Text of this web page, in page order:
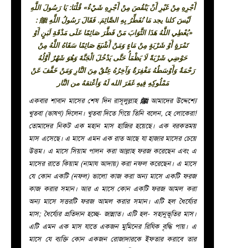
أَجْرِهِ مِنْ غَيْرِ أَنْ يَنْقُصَ مِنْ أَجْرِهِ شَيْءٌ» قُلْنَا: يَا رَسُولَ اللَّهِ
لَيْسَ كلنا يجد مَا نُفَطِّرُ بِهِ الصَّائِمَ. فَقَالَ رَسُولُ اللَّهِ ﷺ :
«يُعْطِي اللَّهُ هَذَا الثَّوَابَ مَنْ فَطَّرَ صَائِمًا عَلَى مَذْقَةِ لَبَنٍ أَوْ
تَمْرَةٍ أَوْ شَرْبَةٍ مِنْ مَاءٍ وَمَنْ أَشْبَعَ صَائِمًا سَقَاهُ اللَّهُ مِنْ
حَوْضِي شَرْبَةً لَا يَظْمَأُ حَتَّى يَدْخُلَ الْجَنَّةَ وَهُوَ شَهْرٌ أَوَّلُهُ
رَحْمَةٌ وَأَوْسَطُهُ مَغْفِرَةٌ وَآخِرُهُ عِتْقٌ مِنَ النَّارِ وَمَنْ خَفَّفَ عَنْ
مَمْلُوكِهِ فِيهِ غَفَرَ الله لَهُ وَأعْتقهُ من النَّار
একবার শাবান মাসের শেষ দিন রাসূলুল্লাহ ﷺ আমাদের উদ্দেশ্যে
খুতবা (ভাষণ) দিলেন। খুতবা দিতে গিয়ে তিনি বলেন, হে লোকেরা!
তোমাদের নিকট এক মহান মাস হাজির হয়েছে। এক বরকতময়
মাস এসেছে। এ মাসে এমন এক রাত আছে যা হাজার মাসের চেয়ে
উত্তম। এ মাসে সিয়াম পালন করা আল্লাহ ফরজ করেছেন এবং এ
মাসের রাতে কিয়াম (নামায আদায়) করা নফল করেছেন। এ মাসে
যে কোন একটি (নফল) ভালো কাজ করা অন্য মাসে একটি ফরজ
কাজ করার সমান। আর এ মাসে কোন একটি ফরজ আমল করা
অন্য মাসে সত্তরটি ফরজ আমল করার সমান। এটি হল ধৈর্য্যের
মাস; ধৈর্য্যের প্রতিদান হচ্ছে- জান্নাত। এটি হল- সহানুভূতির মাস।
এটি এমন এক মাস যাতে একজন মুমিনের রিযিক বৃদ্ধি পায়। এ
মাসে যে ব্যক্তি কোন একজন রোজাদারকে ইফতার করাবে তার